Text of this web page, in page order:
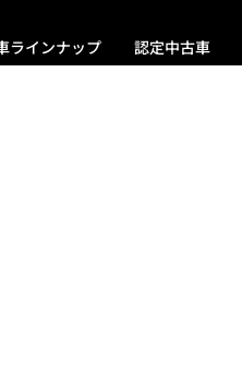
ラインナップ 認定中古車